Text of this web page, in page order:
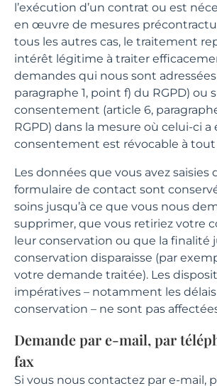
l’exécution d’un contrat ou est
en œuvre de mesures
tous les autres cas, le traitement
intérêt légitime à traiter
demandes qui nous sont
paragraphe 1, point f) du RGPD) ou
consentement (article 6,
RGPD) dans la mesure où celui-ci a
consentement est révocable à
Les données que vous avez saisies
formulaire de contact sont
soins jusqu’à ce que vous nous
supprimer, que vous retiriez votre
leur conservation ou que la finalité
conservation disparaisse (par
votre demande traitée). Les
impératives – notamment les
conservation – ne sont pas
Demande par e-mail, par
fax
Si vous nous contactez par e-mail,